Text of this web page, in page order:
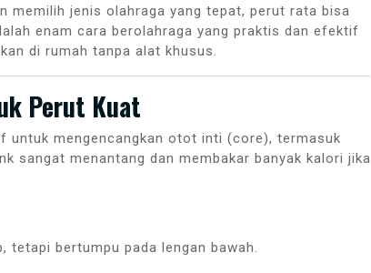
memilih jenis olahraga yang tepat, perut rata bisa
enam cara berolahraga yang praktis dan efektif
di rumah tanpa alat khusus.
Perut Kuat
untuk mengencangkan otot inti (core), termasuk
sangat menantang dan membakar banyak kalori jika
tetapi bertumpu pada lengan bawah.